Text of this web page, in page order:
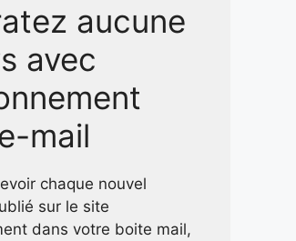
aucune
avec
mail
chaque nouvel
sur le site
dans votre boite mail,